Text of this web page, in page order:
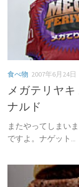
食べ物 2007年6月24日
メガテリヤ
ナルド
またやってしまい
ですよ。ナゲット...